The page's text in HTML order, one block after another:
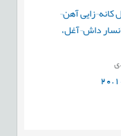
آهن¬
داش¬آغل،